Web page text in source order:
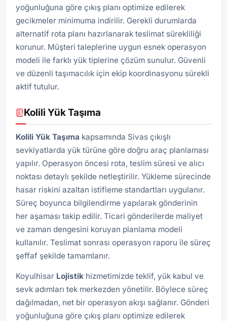
yoğunluğuna göre çıkış planı optimize edilerek
gecikmeler minimuma indirilir. Gerekli durumlarda
alternatif rota planı hazırlanarak teslimat sürekliliği
korunur. Müşteri taleplerine uygun esnek operasyon
modeli ile farklı yük tiplerine çözüm sunulur. Güvenli
ve düzenli taşımacılık için ekip koordinasyonu sürekli
aktif tutulur.
Kolili Yük Taşıma
Kolili Yük Taşıma kapsamında Sivas çıkışlı
sevkiyatlarda yük türüne göre doğru araç planlaması
yapılır. Operasyon öncesi rota, teslim süresi ve alıcı
noktası detaylı şekilde netleştirilir. Yükleme sürecinde
hasar riskini azaltan istifleme standartları uygulanır.
Süreç boyunca bilgilendirme yapılarak gönderinin
her aşaması takip edilir. Ticari gönderilerde maliyet
ve zaman dengesini koruyan planlama modeli
kullanılır. Teslimat sonrası operasyon raporu ile süreç
şeffaf şekilde tamamlanır.
Koyulhisar Lojistik hizmetimizde teklif, yük kabul ve
sevk adımları tek merkezden yönetilir. Böylece süreç
dağılmadan, net bir operasyon akışı sağlanır. Gönderi
yoğunluğuna göre çıkış planı optimize edilerek